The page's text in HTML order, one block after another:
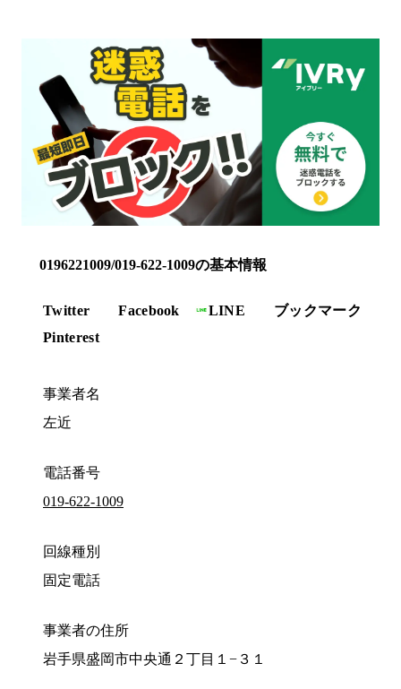
0196221009/019-622-1009の基本情報
Twitter Facebook LINE
ブックマーク
Pinterest
事業者名
左近
電話番号
019-622-1009
回線種別
固定電話
事業者の住所
岩手県盛岡市中央通２丁目１−３１